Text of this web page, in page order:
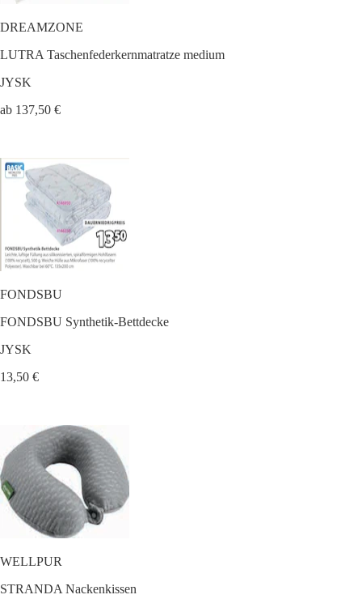
DREAMZONE
LUTRA Taschenfederkernmatratze medium
JYSK
ab 137,50 €
FONDSBU
FONDSBU Synthetik-Bettdecke
JYSK
13,50 €
WELLPUR
STRANDA Nackenkissen